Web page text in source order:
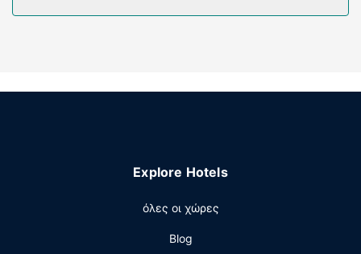
Οι επιπλέον παροχές σε αυτό το ξενοδοχείο
Σερβίρεται δωρεάν πρωινό (σε μπουφέ) τις καθημερινές
μεταξύ 7:00 π.μ. - 10:00 π.μ..
Explore Hotels
όλες οι χώρες
Blog